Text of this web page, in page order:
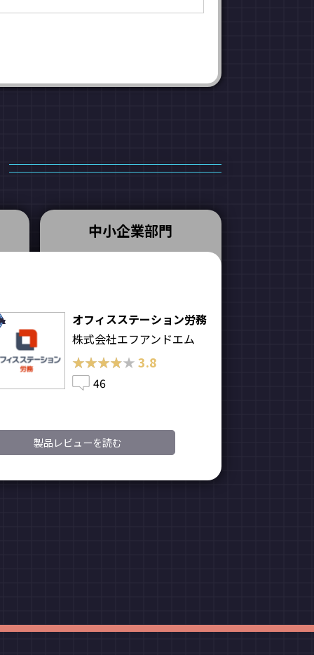
中小企業部門
オフィスステーション労務
株式会社エフアンドエム
★★★★★
★★★★★3.8
46
製品レビューを読む